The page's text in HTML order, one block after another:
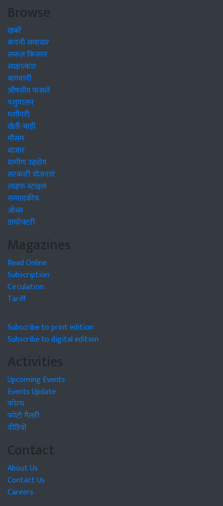
Browse
खबरें
कंपनी समाचार
सफल किसान
साक्षात्कार
बागवानी
औषधीय फसलें
पशुपालन
मशीनरी
खेती-बाड़ी
मौसम
बाजार
ग्रामीण उद्द्योग
सरकारी योजनाएं
लाइफ स्टाइल
सम्पादकीय
जॉब्स
डायरेक्टरी
Magazines
Read Online
Subscription
Circulation
Tariff
Subscribe to print edition
Subscribe to digital edition
Activities
Upcoming Events
Events Update
फोरम
फोटो गैलरी
वीडियो
Contact
About Us
Contact Us
Careers